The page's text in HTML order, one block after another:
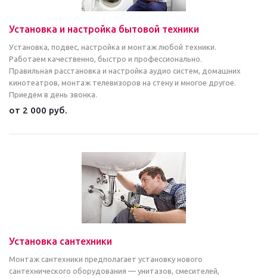
Установка и настройка бытовой техники
Установка, подвес, настройка и монтаж любой техники.
Работаем качественно, быстро и профессионально.
Правильная расстановка и настройка аудио систем, домашних
кинотеатров, монтаж телевизоров на стену и многое другое.
Приедем в день звонка.
от 2 000 руб.
Установка сантехники
Монтаж сантехники предполагает установку нового
сантехнического оборудования — унитазов, смесителей,